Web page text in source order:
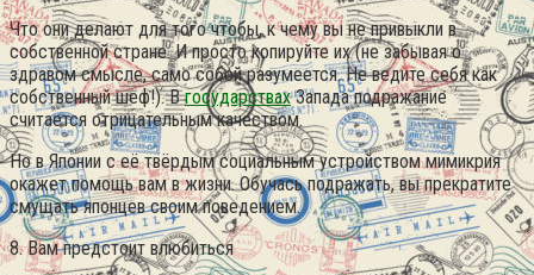
Что они делают для того чтобы, к чему вы не привыкли в
собственной стране. И просто копируйте их (не забывая о
здравом смысле, само собой разумеется. Не ведите себя как
собственный шеф!). ВгосударствахЗапада подражание
считается отрицательным качеством.
Но в Японии с её твёрдым социальным устройством мимикрия
окажет помощь вам в жизни. Обучась подражать, вы прекратите
смущать японцев своим поведением.
8. Вам предстоит влюбиться